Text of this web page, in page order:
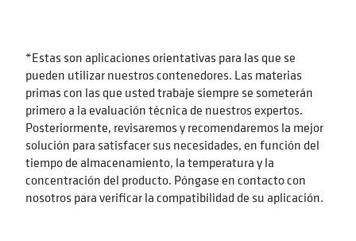
*Estas son aplicaciones orientativas para las que se
pueden utilizar nuestros contenedores. Las materias
primas con las que usted trabaje siempre se someterán
primero a la evaluación técnica de nuestros expertos.
Posteriormente, revisaremos y recomendaremos la mejor
solución para satisfacer sus necesidades, en función del
tiempo de almacenamiento, la temperatura y la
concentración del producto. Póngase en contacto con
nosotros para verificar la compatibilidad de su aplicación.